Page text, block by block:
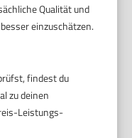
Qualität und
einzuschätzen.
findest du
zu deinen
Leistungs-